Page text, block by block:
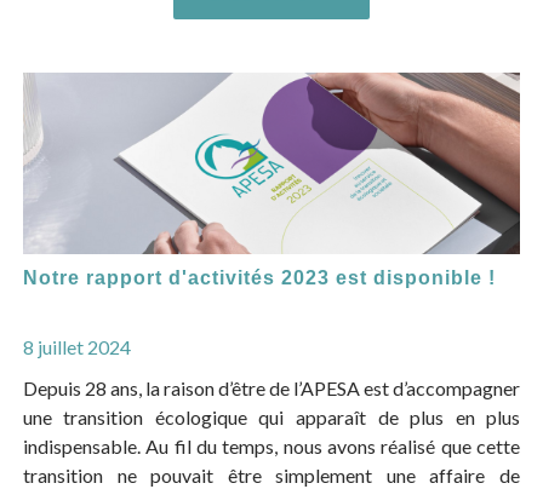
Notre rapport d'activités 2023 est disponible !
8 juillet 2024
Depuis 28 ans, la raison d’être de l’APESA est d’accompagner
une transition écologique qui apparaît de plus en plus
indispensable. Au fil du temps, nous avons réalisé que cette
transition ne pouvait être simplement une affaire de